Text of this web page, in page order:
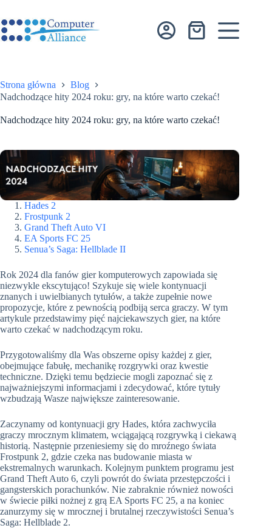
treści
Koszyk
Strona główna
Blog
Nadchodzące hity 2024 roku: gry, na które warto czekać!
Nadchodzące hity 2024 roku: gry, na które warto czekać!
Hades 2
Frostpunk 2
Grand Theft Auto VI
EA Sports FC 25
Senua’s Saga: Hellblade II
Rok 2024 dla fanów gier komputerowych zapowiada się
niezwykle ekscytująco! Szykuje się wiele kontynuacji
znanych i uwielbianych tytułów, a także zupełnie nowe
propozycje, które z pewnością podbiją serca graczy. W tym
artykule przedstawimy pięć najciekawszych gier, na które
warto czekać w nadchodzącym roku.
Przygotowaliśmy dla Was obszerne opisy każdej z gier,
obejmujące fabułę, mechanikę rozgrywki oraz kwestie
techniczne. Dzięki temu będziecie mogli zapoznać się z
najważniejszymi informacjami i zdecydować, które tytuły
wzbudzają Wasze największe zainteresowanie.
Zaczynamy od kontynuacji gry Hades, która zachwyciła
graczy mrocznym klimatem, wciągającą rozgrywką i ciekawą
historią. Następnie przeniesiemy się do mroźnego świata
Frostpunk 2, gdzie czeka nas budowanie miasta w
ekstremalnych warunkach. Kolejnym punktem programu jest
Grand Theft Auto 6, czyli powrót do świata przestępczości i
gangsterskich porachunków. Nie zabraknie również nowości
w świecie piłki nożnej z grą EA Sports FC 25, a na koniec
zanurzymy się w mrocznej i brutalnej rzeczywistości Senua’s
Saga: Hellblade 2.